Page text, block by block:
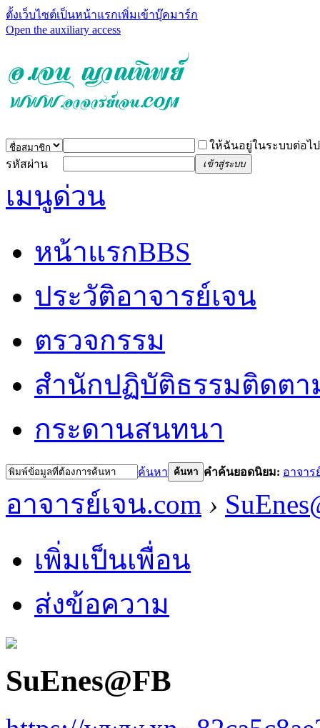
ตั้งเว็บไซต์เป็นหน้าแรกเพิ่มเข้าบุ๊คมาร์ก
Open the auxiliary access
ให้ฉันอยู่ในระบบต่อไป
รหัสผ่าน
เข้าสู่ระบบ
เมนูด่วน
หน้าแรกBBS
ประวัติอาจารย์เจน
ตรวจกรรม
สำนักปฏิบัติธรรมติดต
กระดานสนทนา
ค้นหา ค้นหา คำค้นยอดนิยม: อาจาร
อาจารย์เจน.com ›
เพิ่มเป็นเพื่อน
ส่งข้อความ
SuEnes@FB